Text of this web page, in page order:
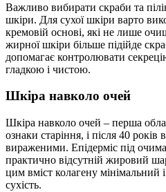
Важливо вибирати скраби та
шкіри. Для сухої шкіри варто
кремовій основі, які не лише
жирної шкіри більше підійде
допомагає контролювати
гладкою і чистою.
Шкіра навколо очей
Шкіра навколо очей – перша
ознаки старіння, і після 40
вираженими. Епідерміс під
практично відсутній жировий
цим вміст колагену мінімальний і
сухість.